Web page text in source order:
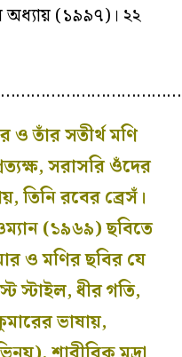
অধ্যায়(১৯৯৭)। ২২
ও তাঁর সতীর্থ মণি
সরাসরি ওঁদের
তিনি রবের ব্রেসঁ।
(১৯৬৯) ছবিতে
ও মণির ছবির যে
স্টাইল, ধীর গতি,
ভাষায়,